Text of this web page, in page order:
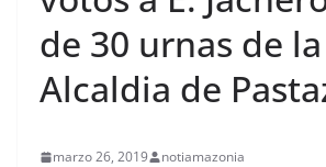
de 30 urnas de la
Alcaldia de
marzo 26, 2019 notiamazonia